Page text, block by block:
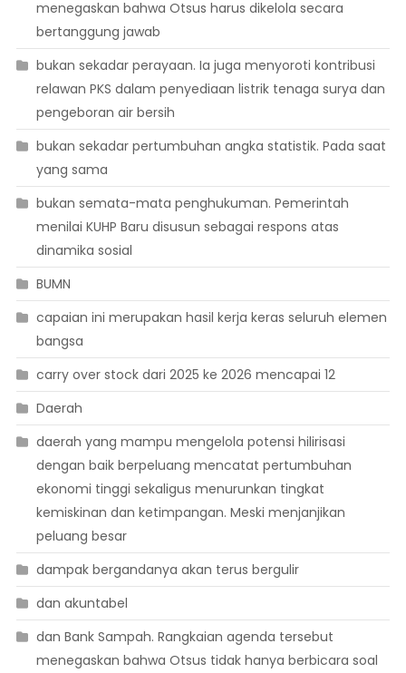
menegaskan bahwa Otsus harus dikelola secara
bertanggung jawab
bukan sekadar perayaan. Ia juga menyoroti kontribusi
relawan PKS dalam penyediaan listrik tenaga surya dan
pengeboran air bersih
bukan sekadar pertumbuhan angka statistik. Pada saat
yang sama
bukan semata-mata penghukuman. Pemerintah
menilai KUHP Baru disusun sebagai respons atas
dinamika sosial
BUMN
capaian ini merupakan hasil kerja keras seluruh elemen
bangsa
carry over stock dari 2025 ke 2026 mencapai 12
Daerah
daerah yang mampu mengelola potensi hilirisasi
dengan baik berpeluang mencatat pertumbuhan
ekonomi tinggi sekaligus menurunkan tingkat
kemiskinan dan ketimpangan. Meski menjanjikan
peluang besar
dampak bergandanya akan terus bergulir
dan akuntabel
dan Bank Sampah. Rangkaian agenda tersebut
menegaskan bahwa Otsus tidak hanya berbicara soal